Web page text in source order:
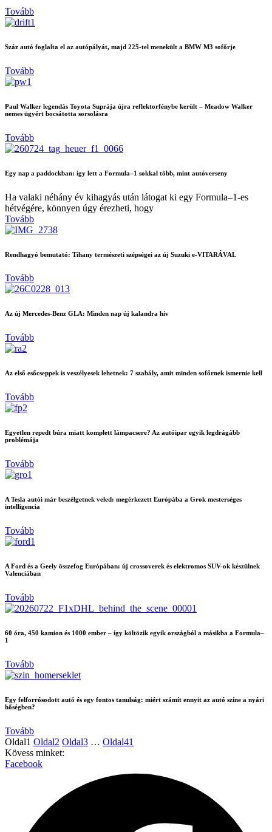
Tovább
Száz autó foglalta el az autópályát, majd 225-tel menekült a BMW M3 sofőrje
Tovább
Paul Walker legendás Toyota Suprája újra reflektorfénybe került – Meadow Walker
nemes ügyért bocsátotta sorsolásra
Tovább
Egy nap a paddockban: így lett a Formula–1 sokkal több, mint autóverseny
Ha valaki néhány év kihagyás után látogat ki egy Formula–1-es
hétvégére, könnyen úgy érezheti, hogy
Tovább
Rendhagyó bemutató: Tihany természeti szépségei az új Suzuki e-VITARÁVAL
Tovább
Az új Mercedes-Benz GLA: Minden nap új kalandra hív
Tovább
Az első esőcseppek is veszélyesek lehetnek: 7 szabály, amit minden sofőrnek ismernie kell
Tovább
Egyetlen repedt búra miatt komplett lámpacsere? Az autóipar egyik legdrágább
problémája
Tovább
A Tesla autói már beszélgetnek veled: megérkezett Európába a Grok mesterséges
intelligencia
Tovább
A Ford és a Geely összefog Európában: új crossoverek és elektromos SUV-ok készülnek
Valenciában
Tovább
60 óra, 450 kamion és 1000 ember – így költözik egyik országból a másikba a Formula–
1
Tovább
Egy felforrósodott autó és egy fontos tanulság: miért számít ennyit az autó színe a nyári
hőségben?
Tovább
Oldal1 Oldal2 Oldal3 … Oldal41
Kövess minket:
Facebook